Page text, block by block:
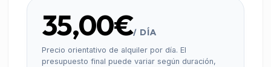
35,00€/ DÍA
Precio orientativo de alquiler por día. El
presupuesto final puede variar según duración,